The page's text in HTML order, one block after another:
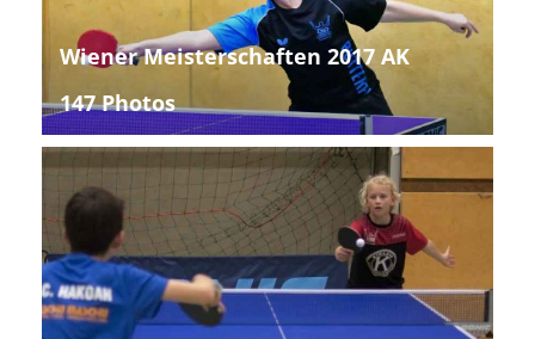
Wiener Meisterschaften 2017 AK
147 Photos